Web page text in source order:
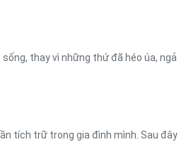
thay vì những thứ đã héo úa, ngả
tích trữ trong gia đình mình. Sau đây